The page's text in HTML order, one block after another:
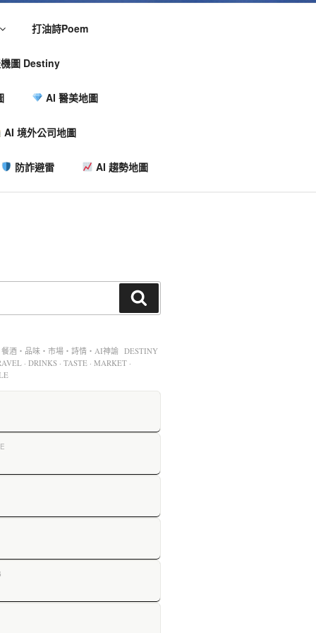
打油詩Poem
圖 Destiny
AI 醫美地圖
AI 境外公司地圖
防詐避雷 AI 趨勢地圖
酒・品味・市場・詩情・AI神諭 DESTINY
· DRINKS · TASTE · MARKET ·